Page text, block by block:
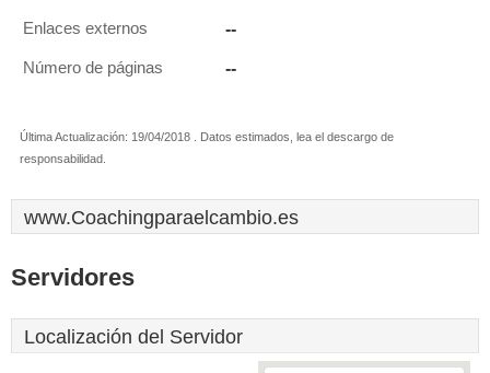
Enlaces externos --
Número de páginas --
Última Actualización: 19/04/2018 . Datos estimados, lea el descargo de
responsabilidad.
www.Coachingparaelcambio.es
Servidores
Localización del Servidor